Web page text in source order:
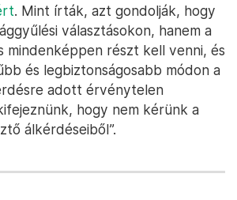
. Mint írták, azt gondolják, hogy
választásokon, hanem a
mindenképpen részt kell venni, és
és legbiztonságosabb módon a
adott érvénytelen
hogy nem kérünk a
álkérdéseiből”.